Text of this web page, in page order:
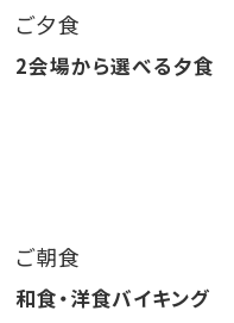
・駐車場無料（通常1泊
15:00オープン
※酒気帯び又は体調の
ご夕食
2会場から選べる夕食
ご朝食
和食・洋食バイキング